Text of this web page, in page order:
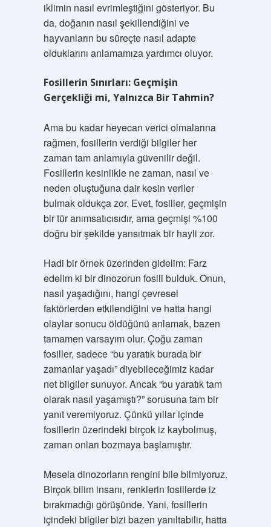
iklimin nasıl evrimleştiğini gösteriyor. Bu
da, doğanın nasıl şekillendiğini ve
hayvanların bu süreçte nasıl adapte
olduklarını anlamamıza yardımcı oluyor.
Fosillerin Sınırları: Geçmişin
Gerçekliği mi, Yalnızca Bir Tahmin?
Ama bu kadar heyecan verici olmalarına
rağmen, fosillerin verdiği bilgiler her
zaman tam anlamıyla güvenilir değil.
Fosillerin kesinlikle ne zaman, nasıl ve
neden oluştuğuna dair kesin veriler
bulmak oldukça zor. Evet, fosiller, geçmişin
bir tür anımsatıcısıdır, ama geçmişi %100
doğru bir şekilde yansıtmak bir hayli zor.
Hadi bir örnek üzerinden gidelim: Farz
edelim ki bir dinozorun fosili bulduk. Onun,
nasıl yaşadığını, hangi çevresel
faktörlerden etkilendiğini ve hatta hangi
olaylar sonucu öldüğünü anlamak, bazen
tamamen varsayım olur. Çoğu zaman
fosiller, sadece “bu yaratık burada bir
zamanlar yaşadı” diyebileceğimiz kadar
net bilgiler sunuyor. Ancak “bu yaratık tam
olarak nasıl yaşamıştı?” sorusuna tam bir
yanıt veremiyoruz. Çünkü yıllar içinde
fosillerin üzerindeki birçok iz kaybolmuş,
zaman onları bozmaya başlamıştır.
Mesela dinozorların rengini bile bilmiyoruz.
Birçok bilim insanı, renklerin fosillerde iz
bırakmadığı görüşünde. Yani, fosillerin
içindeki bilgiler bizi bazen yanıltabilir, hatta